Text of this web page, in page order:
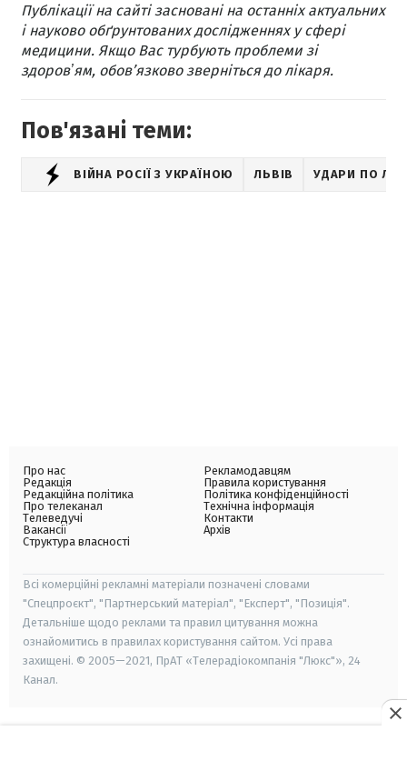
Публікації на сайті засновані на останніх актуальних
і науково обґрунтованих дослідженнях у сфері
медицини. Якщо Вас турбують проблеми зі
здоровʼям, обов’язково зверніться до лікаря.
Пов'язані теми:
ВІЙНА РОСІЇ З УКРАЇНОЮ ЛЬВІВ УДАРИ ПО
Про нас
Редакція
Редакційна політика
Про телеканал
Телеведучі
Вакансії
Структура власності
Рекламодавцям
Правила користування
Політика конфіденційності
Технічна інформація
Контакти
Архів
Всі комерційні рекламні матеріали позначені словами
"Спецпроєкт", "Партнерський матеріал", "Експерт", "Позиція".
Детальніше щодо реклами та правил цитування можна
ознайомитись в правилах користування сайтом. Усі права
захищені. © 2005—2021, ПрАТ «Телерадіокомпанія "Люкс"», 24
Канал.